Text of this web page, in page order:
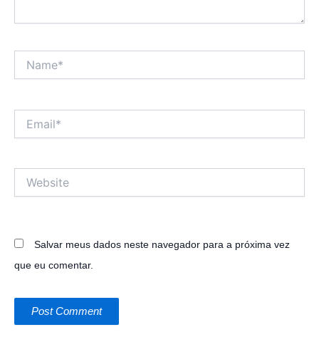
Salvar meus dados neste navegador para a próxima vez
que eu comentar.